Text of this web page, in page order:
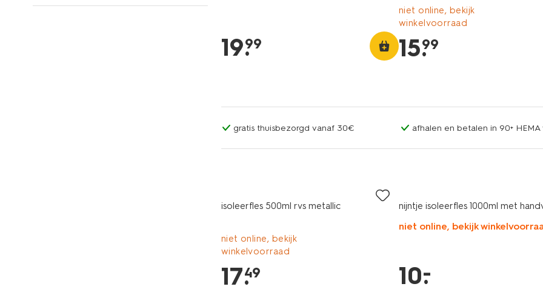
19.
99
niet online, bekijk
winkelvoorraad
15.
99
gratis thuisbezorgd vanaf 30€ afhalen en betalen in 90+ HEMA
isoleerfles 500ml rvs metallic
niet online, bekijk
winkelvoorraad
17.
49
nijntje isoleerfles 1000ml met
niet online, bekijk
10.
–